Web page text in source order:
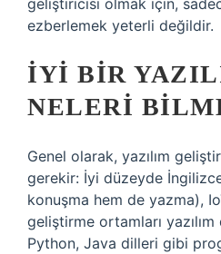
geliştiricisi olmak için,
ezberlemek yeterli değildir.
İYI BIR
NELERI
Genel olarak, yazılım
gerekir: İyi düzeyde
konuşma hem de yazma),
geliştirme ortamları
Python, Java dilleri gibi